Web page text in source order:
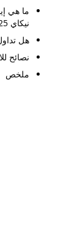
ما هي
نيكاي 225؟
هل
نصائح
ملخص